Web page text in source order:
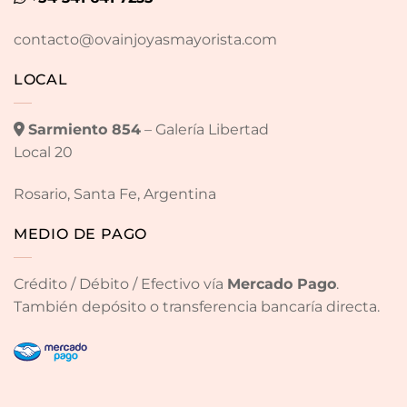
LOCAL
Sarmiento 854– Galería Libertad
Local 20
Rosario, Santa Fe, Argentina
MEDIO DE PAGO
Crédito / Débito / Efectivo vía Mercado Pago.
También depósito o transferencia bancaría directa.
contacto@ovainjoyasmayorista.com